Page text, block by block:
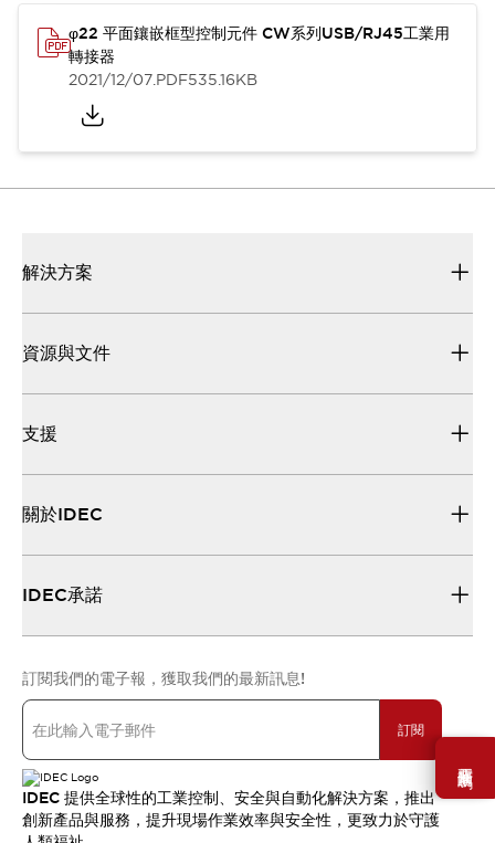
需要幫助嗎？
φ22 平面鑲嵌框型控制元件 CW系列USB/RJ45工業用
轉接器
2021/12/07.PDF535.16KB
解決方案
資源與文件
支援
關於IDEC
IDEC承諾
訂閱我們的電子報，獲取我們的最新訊息!
訂閱
IDEC 提供全球性的工業控制、安全與自動化解決方案，推出
創新產品與服務，提升現場作業效率與安全性，更致力於守護